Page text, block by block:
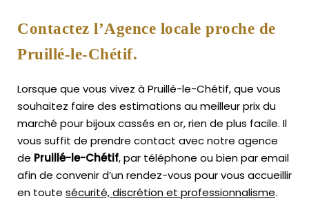
Contactez l’Agence locale proche de
Pruillé-le-Chétif.
Lorsque que vous vivez à Pruillé-le-Chétif, que vous
souhaitez faire des estimations au meilleur prix du
marché pour bijoux cassés en or, rien de plus facile. Il
vous suffit de prendre contact avec notre agence
de Pruillé-le-Chétif, par téléphone ou bien par email
afin de convenir d’un rendez-vous pour vous accueillir
en toute sécurité, discrétion et professionnalisme.